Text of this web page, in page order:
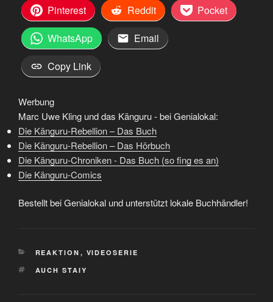
Pinterest
Reddit
Pocket
WhatsApp
Email
Copy Link
Werbung
Marc Uwe Kling und das Känguru - bei Genialokal:
Die Känguru-Rebellion – Das Buch
Die Känguru-Rebellion – Das Hörbuch
Die Känguru-Chroniken - Das Buch (so fing es an)
Die Känguru-Comics
Bestellt bei Genialokal und unterstützt lokale Buchhändler!
KATEGORIEN
REAKTION , VIDEOSERIE
SCHLAGWÖRTER
AUCH STAIY